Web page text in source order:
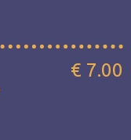
€ 7.00